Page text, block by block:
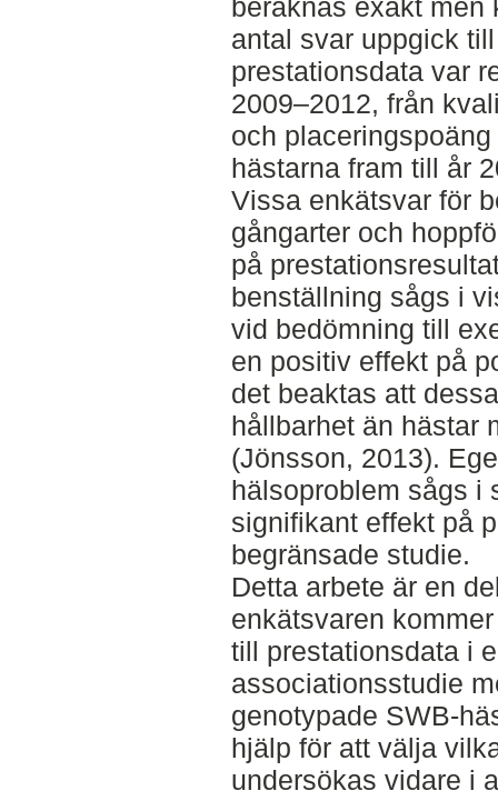
beräknas exakt men
antal svar uppgick
prestationsdata var
2009–2012, från
och
hästarna fram till år
Vissa enkätsvar för
gångarter och
på
benställning sågs i
vid bedömning till
en positiv effekt på
det beaktas att
hållbarhet än hästar
(Jönsson, 2013).
hälsoproblem sågs i
signifikant effekt på
begränsade studie.
Detta arbete är en
enkätsvaren
till prestationsdata i
associationsstudie
genotypade SWB-
hjälp för att välja
undersökas vidare i